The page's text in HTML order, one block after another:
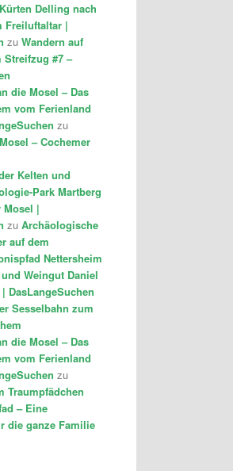
Delling nach
Freiluftaltar |
zu Wandern auf
Streifzug #7 –
die Mosel – Das
vom Ferienland
zu
– Cochemer
Kelten und
Park Martberg
Mosel |
zu Archäologische
auf dem
Nettersheim
Weingut Daniel
DasLangeSuchen
Sesselbahn zum
die Mosel – Das
vom Ferienland
zu
Traumpfädchen
– Eine
die ganze Familie